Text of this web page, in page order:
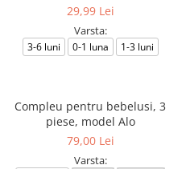
29,99 Lei
Varsta:
3-6 luni 0-1 luna 1-3 luni
Compleu pentru bebelusi, 3
piese, model Alo
79,00 Lei
Varsta: